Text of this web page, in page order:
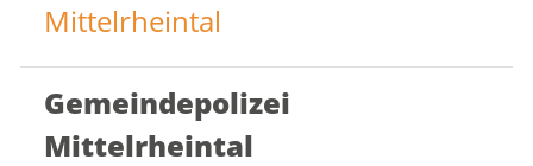
Mittelrheintal
Gemeindepolizei
Mittelrheintal